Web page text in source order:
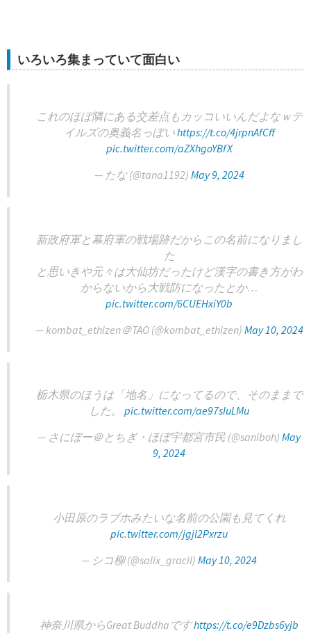
いろいろ集まっていて面白い
これのほぼ隣にある交差点もカッコいいんだよなｗテ
イルズの奥義名っぽいhttps://t.co/4jrpnAfCff
pic.twitter.com/aZXhgoYBfX
— たな (@tana1192) May 9, 2024
新政府軍と幕府軍の戦場跡だからこの名前になりまし
た
と思いきや元々は大仙坊だったけど漢字の書き方がわ
からないから大戦防になったとか…
pic.twitter.com/6CUEHxiY0b
— kombat_ethizen＠TAO (@kombat_ethizen) May 10, 2024
栃木県のほうは「地名」になってるので、そのままで
した。 pic.twitter.com/ae97sIuLMu
— さにぼー＠とちぎ・ほぼ宇都宮市民 (@saniboh) May
9, 2024
小田原のラブホみたいな名前の公園も見てくれ
pic.twitter.com/jgjl2Pxrzu
— シコ柳 (@salix_gracil) May 10, 2024
神奈川県からGreat Buddhaですhttps://t.co/e9Dzbs6yjb